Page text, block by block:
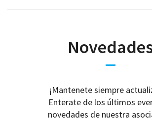
¡Mantenete siempre
Enterate de los últimos
novedades de nuestra